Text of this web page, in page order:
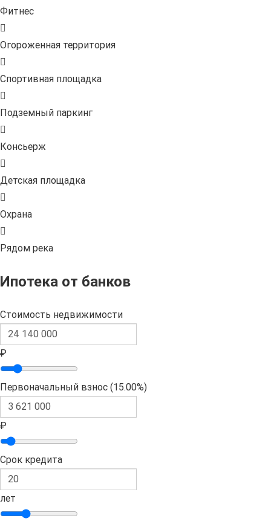
Фитнес
Огороженная территория
Спортивная площадка
Подземный паркинг
Консьерж
Детская площадка
Охрана
Рядом река
Ипотека от банков
Стоимость недвижимости
₽
Первоначальный взнос (15.00%)
₽
Срок кредита
лет